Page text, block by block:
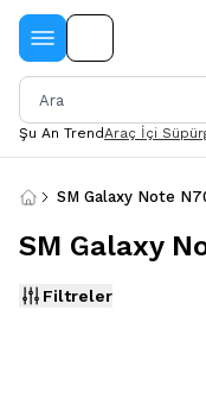
Şu An TrendAraç İçi
SM Galaxy Note
SM Galaxy
Filtreler